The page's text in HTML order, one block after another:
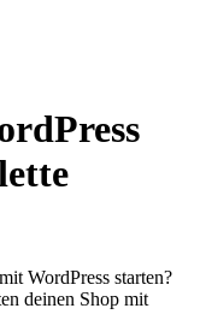
WordPress starten?
deinen Shop mit